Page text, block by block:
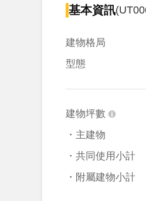
基本資訊
建物格局
型態
建物坪數
・主建物
・共同使用小計
・附屬建物小計